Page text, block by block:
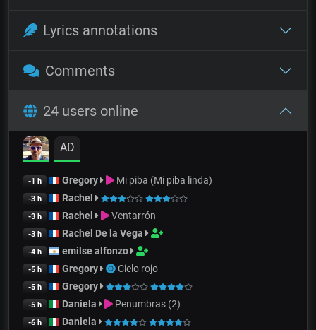
Lyrics annotations
Comments
24 users online
AD
-1 h Gregory Mi piba (Mi piba linda)
-3 h Rachel
-3 h Rachel Ventarrón
-3 h Rachel De la Vega
-4 h emilse alfonzo
-5 h Gregory Cielo rojo
-5 h Gregory
-5 h Daniela Penumbras (2)
-6 h Daniela